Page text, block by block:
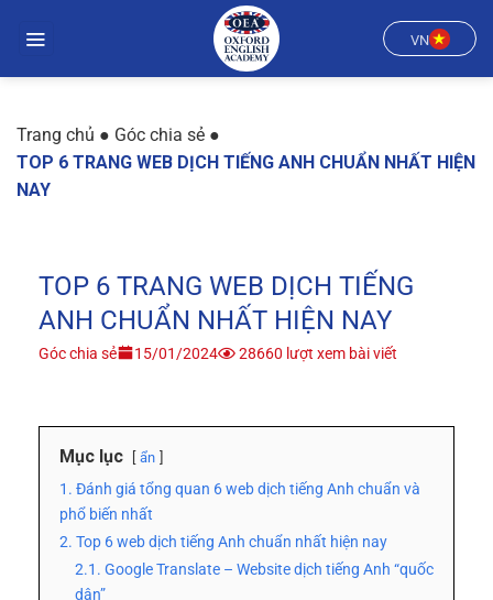
đến
VN
Trang chủ ● Góc chia sẻ ●
TOP 6 TRANG WEB DỊCH TIẾNG ANH CHUẨN NHẤT HIỆN
NAY
TOP 6 TRANG WEB DỊCH TIẾNG
ANH CHUẨN NHẤT HIỆN NAY
Góc chia sẻ 15/01/2024 28660 lượt xem bài viết
Mục lục ẩn
1. Đánh giá tổng quan 6 web dịch tiếng Anh chuẩn và
phổ biến nhất
2. Top 6 web dịch tiếng Anh chuẩn nhất hiện nay
2.1. Google Translate – Website dịch tiếng Anh “quốc
dân”